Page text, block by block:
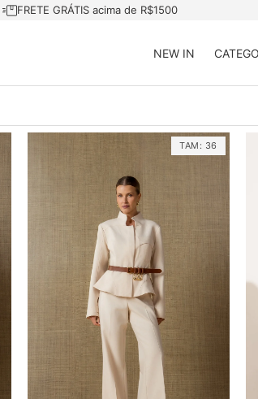
FRETE GRÁTIS acima de R$1500
NEW IN
TAM: 36